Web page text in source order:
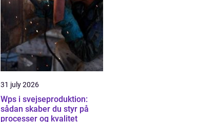
31 july 2026
Wps i svejseproduktion:
sådan skaber du styr på
processer og kvalitet